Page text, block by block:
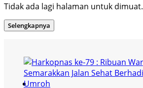
Tidak ada lagi halaman untuk dimuat.
Selengkapnya